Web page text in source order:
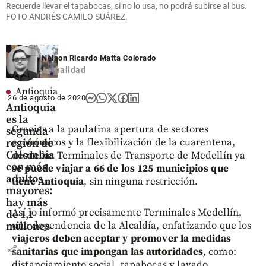
Antioquia
Antioquia
es la
segunda
región de
Colombia
con más
adultos
mayores:
hay más
de 1,1
millones
share
Recuerde llevar el tapabocas, si no lo usa, no podrá subirse al bus.
FOTO ANDRÉS CAMILO SUÁREZ.
Nelson Ricardo Matta Colorado
Actualidad
26 de agosto de 2020
Gracias a la paulatina apertura de sectores
económicos y la flexibilización de la cuarentena,
desde las Terminales de Transporte de Medellín ya
se puede viajar a 66 de los 125 municipiosque
tiene Antioquia, sin ninguna restricción.
Así lo informó precisamente Terminales Medellín,
una dependencia de la Alcaldía, enfatizando que los
viajeros deben aceptar y promover la medidas
sanitarias que impongan las autoridades, como: